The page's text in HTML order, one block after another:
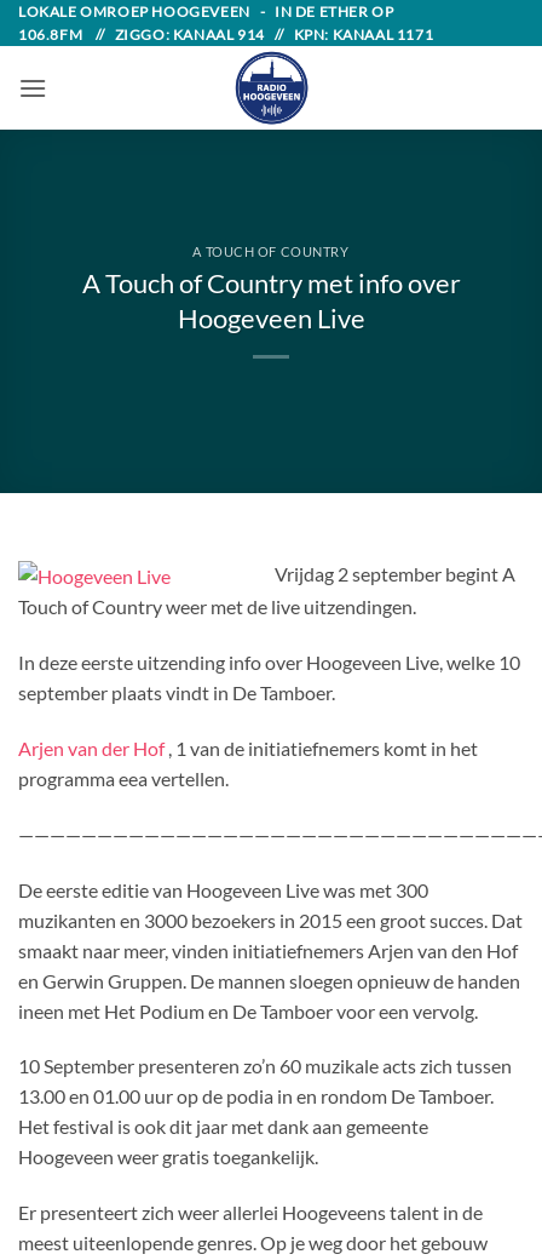
Skip
to
content
LOKALE OMROEP HOOGEVEEN - IN DE ETHER OP
106.8FM // ZIGGO: KANAAL 914 // KPN: KANAAL 1171
A TOUCH OF COUNTRY
A Touch of Country met info over
Hoogeveen Live
Vrijdag 2 september begint A
Touch of Country weer met de live uitzendingen.
In deze eerste uitzending info over Hoogeveen Live, welke 10
september plaats vindt in De Tamboer.
Arjen van der Hof, 1 van de initiatiefnemers komt in het
programma eea vertellen.
De eerste editie van Hoogeveen Live was met 300
muzikanten en 3000 bezoekers in 2015 een groot succes. Dat
smaakt naar meer, vinden initiatiefnemers Arjen van den Hof
en Gerwin Gruppen. De mannen sloegen opnieuw de handen
ineen met Het Podium en De Tamboer voor een vervolg.
10 September presenteren zo’n 60 muzikale acts zich tussen
13.00 en 01.00 uur op de podia in en rondom De Tamboer.
Het festival is ook dit jaar met dank aan gemeente
Hoogeveen weer gratis toegankelijk.
Er presenteert zich weer allerlei Hoogeveens talent in de
meest uiteenlopende genres. Op je weg door het gebouw